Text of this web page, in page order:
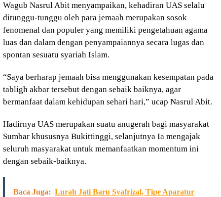
Wagub Nasrul Abit menyampaikan, kehadiran UAS selalu
ditunggu-tunggu oleh para jemaah merupakan sosok
fenomenal dan populer yang memiliki pengetahuan agama
luas dan dalam dengan penyampaiannya secara lugas dan
spontan sesuatu syariah Islam.
“Saya berharap jemaah bisa menggunakan kesempatan pada
tabligh akbar tersebut dengan sebaik baiknya, agar
bermanfaat dalam kehidupan sehari hari,” ucap Nasrul Abit.
Hadirnya UAS merupakan suatu anugerah bagi masyarakat
Sumbar khususnya Bukittinggi, selanjutnya Ia mengajak
seluruh masyarakat untuk memanfaatkan momentum ini
dengan sebaik-baiknya.
Baca Juga: Lurah Jati Baru Syafrizal, Tipe Aparatur